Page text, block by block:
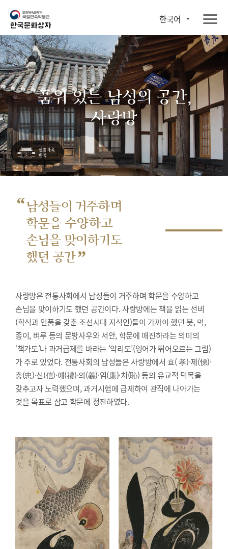
한국어
품위 있는 남성의 공간,
사랑방
“남성들이 거주하며
학문을 수양하고
손님을 맞이하기도
했던 공간”
사랑방은 전통사회에서 남성들이 거주하며 학문을 수양하고
손님을 맞이하기도 했던 공간이다. 사랑방에는 책을 읽는 선비
(학식과 인품을 갖춘 조선시대 지식인)들이 가까이 했던 붓, 먹,
종이, 벼루 등의 문방사우와 서안, 학문에 매진하라는 의미의
‘책가도’나 과거급제를 바라는 ‘약리도’(잉어가 뛰어오르는 그림)
가 주로 있었다. 전통사회의 남성들은 사랑방에서 효( 孝)·제(悌)·
충(忠)·신(信)·예(禮)·의(義)·염(廉)·치(恥) 등의 유교적 덕목을
갖추고자 노력했으며, 과거시험에 급제하여 관직에 나아가는
것을 목표로 삼고 학문에 정진하였다.